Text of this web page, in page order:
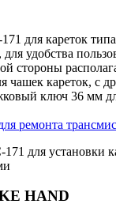
для кареток
удобства
стороны
чашек кареток, с
ключ 36 мм
ремонта
для установки
HAND